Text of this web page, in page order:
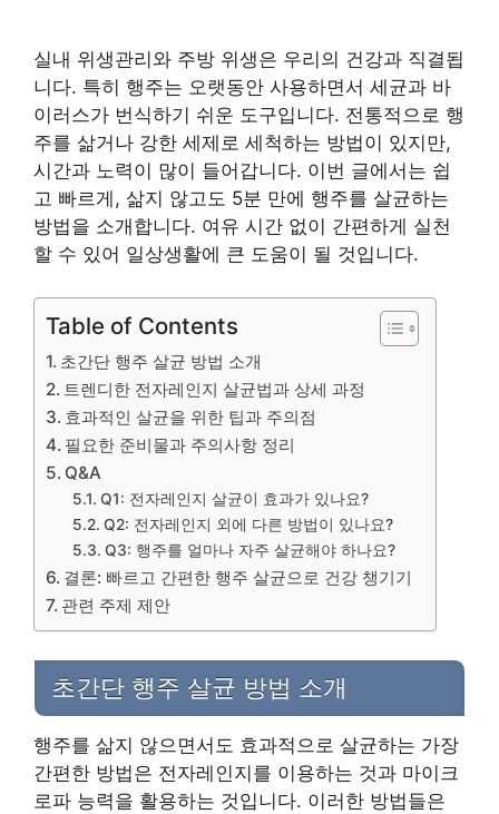
실내 위생관리와 주방 위생은 우리의 건강과 직결됩
니다. 특히 행주는 오랫동안 사용하면서 세균과 바
이러스가 번식하기 쉬운 도구입니다. 전통적으로 행
주를 삶거나 강한 세제로 세척하는 방법이 있지만,
시간과 노력이 많이 들어갑니다. 이번 글에서는 쉽
고 빠르게, 삶지 않고도 5분 만에 행주를 살균하는
방법을 소개합니다. 여유 시간 없이 간편하게 실천
할 수 있어 일상생활에 큰 도움이 될 것입니다.
Table of Contents
초간단 행주 살균 방법 소개
트렌디한 전자레인지 살균법과 상세 과정
효과적인 살균을 위한 팁과 주의점
필요한 준비물과 주의사항 정리
Q&A
Q1: 전자레인지 살균이 효과가 있나요?
Q2: 전자레인지 외에 다른 방법이 있나요?
Q3: 행주를 얼마나 자주 살균해야 하나요?
결론: 빠르고 간편한 행주 살균으로 건강 챙기기
관련 주제 제안
초간단 행주 살균 방법 소개
행주를 삶지 않으면서도 효과적으로 살균하는 가장
간편한 방법은 전자레인지를 이용하는 것과 마이크
로파 능력을 활용하는 것입니다. 이러한 방법들은